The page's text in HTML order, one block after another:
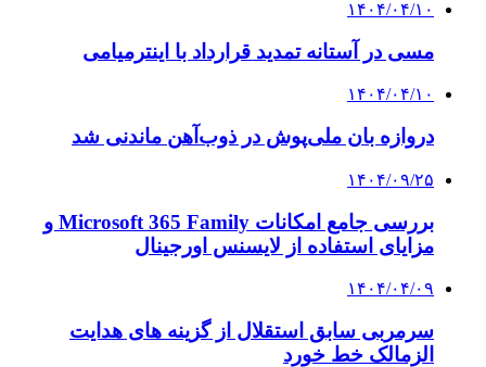
۱۴۰۴/۰۴/۱۰
مسی در آستانه تمدید قرارداد با اینترمیامی
۱۴۰۴/۰۴/۱۰
دروازه بان ملی‌پوش در ذوب‌آهن ماندنی شد
۱۴۰۴/۰۹/۲۵
بررسی جامع امکانات Microsoft 365 Family و
مزایای استفاده از لایسنس اورجینال
۱۴۰۴/۰۴/۰۹
سرمربی سابق استقلال از گزینه های هدایت
الزمالک خط خورد